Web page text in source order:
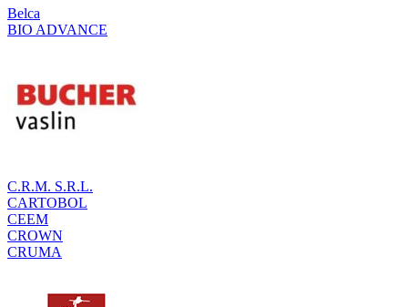
Belca
BIO ADVANCE
C.R.M. S.R.L.
CARTOBOL
CEEM
CROWN
CRUMA